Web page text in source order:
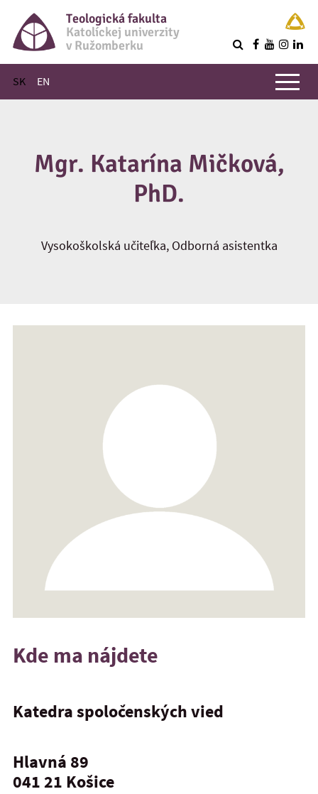
Teologická fakulta
Katolíckej univerzity
v Ružomberku
SK EN
Hlavné menu
Mgr. Katarína Mičková,
PhD.
Vysokoškolská učiteľka, Odborná asistentka
Kde ma nájdete
Katedra spoločenských vied
Hlavná 89
041 21 Košice